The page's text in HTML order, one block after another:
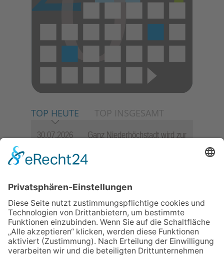
TOP HEUTE TOP INSGESAMT
30.07.2026
Ganz Niederhöchstadt wird zur
06.08.2026
Jugendchor Hochtaunus
Programm „Changes“
Sommerabend: Der Rettershof
lädt wieder zum Weinfest ein
06.08.2026
Hisamoto und Tölke begeistern
mit Werken von Walter